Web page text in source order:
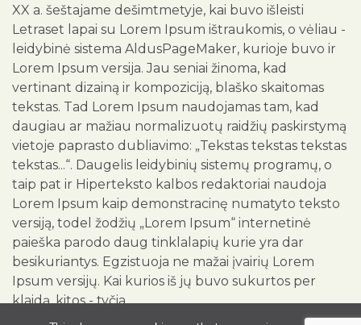
XX a. šeštajame dešimtmetyje, kai buvo išleisti
Letraset lapai su Lorem Ipsum ištraukomis, o vėliau -
leidybinė sistema AldusPageMaker, kurioje buvo ir
Lorem Ipsum versija. Jau seniai žinoma, kad
vertinant dizainą ir kompoziciją, blaško skaitomas
tekstas. Tad Lorem Ipsum naudojamas tam, kad
daugiau ar mažiau normalizuotų raidžių paskirstymą
vietoje paprasto dubliavimo: „Tekstas tekstas tekstas
tekstas...“. Daugelis leidybinių sistemų programų, o
taip pat ir Hiperteksto kalbos redaktoriai naudoja
Lorem Ipsum kaip demonstracinę numatyto teksto
versiją, todel žodžių „Lorem Ipsum“ internetinė
paieška parodo daug tinklalapių kurie yra dar
besikuriantys. Egzistuoja ne mažai įvairių Lorem
Ipsum versijų. Kai kurios iš jų buvo sukurtos per
klaidą, kitos - tyčia.